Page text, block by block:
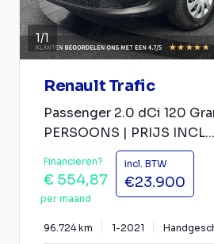
1/1
Renault Trafic
Passenger 2.0 dCi 120
PERSOONS | PRIJS
Financieren?
€ 554,87
per maand
incl. BTW
€23.900
96.724 km 1-2021